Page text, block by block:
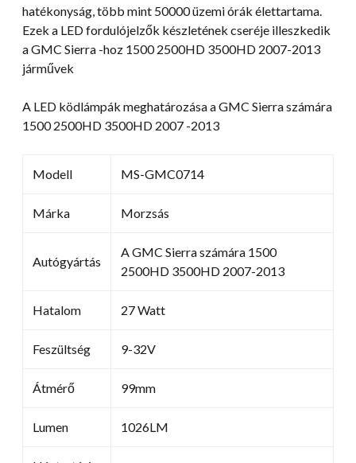
hatékonyság, több mint 50000 üzemi órák élettartama.
Ezek a LED fordulójelzők készletének cseréje illeszkedik
a GMC Sierra -hoz 1500 2500HD 3500HD 2007-2013
járművek
A LED ködlámpák meghatározása a GMC Sierra számára
1500 2500HD 3500HD 2007 -2013
Modell MS-GMC0714
Márka Morzsás
Autógyártás
A GMC Sierra számára 1500
2500HD 3500HD 2007-2013
Hatalom 27 Watt
Feszültség 9-32V
Átmérő 99mm
Lumen 1026LM